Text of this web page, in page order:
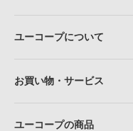
ユーコープについて
お買い物・サービス
ユーコープの商品